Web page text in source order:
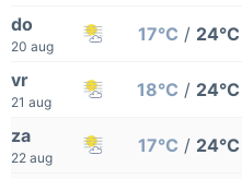
do
20 aug
17°C / 24°C
vr
21 aug
18°C / 24°C
za
22 aug
17°C / 24°C